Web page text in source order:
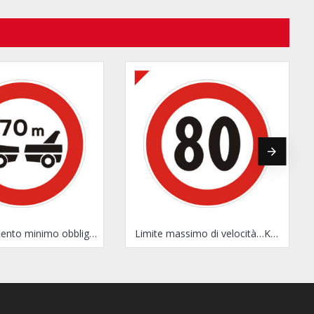
Distanziamento minimo obbligatorio di...metri Limite massimo di velocità…Km/h